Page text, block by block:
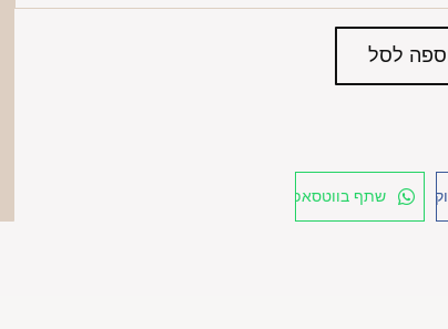
לסל
שתף בווטסאפ